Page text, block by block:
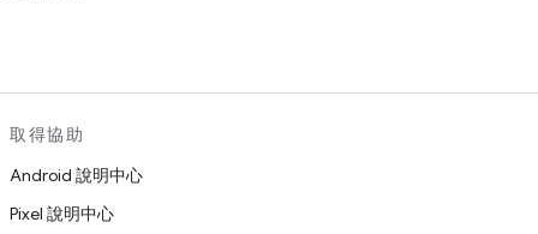
取得協助
Android 說明中心
Pixel 說明中心